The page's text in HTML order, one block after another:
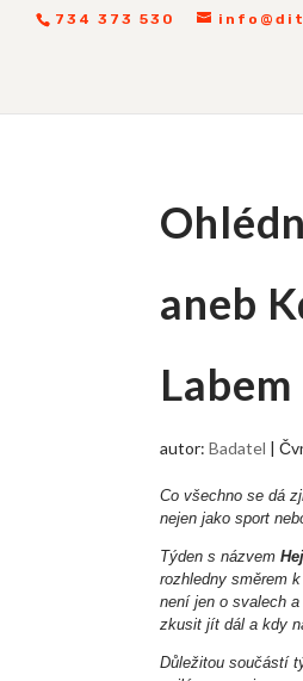
734 373 530
aneb
Labem
autor:Badatel |
Co všechno se dá
nejen jako sport
Týden s názvem
rozhledny směrem
není jen o svalech
zkusit jít dál a kdy
Důležitou součástí